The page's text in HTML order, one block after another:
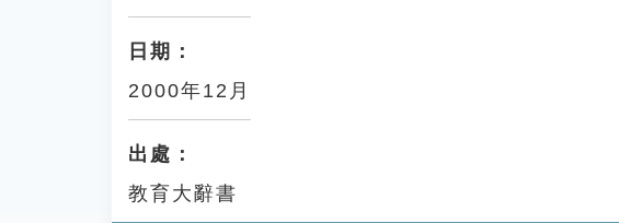
日期：
2000年12月
出處：
教育大辭書